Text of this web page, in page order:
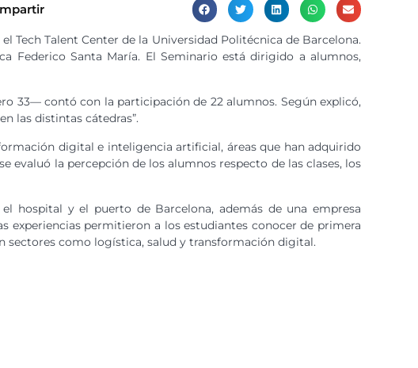
Tech Talent Center de la Universidad Politécnica de Barcelona.
Federico Santa María. El Seminario está dirigido a alumnos,
33— contó con la participación de 22 alumnos. Según explicó,
las distintas cátedras”.
digital e inteligencia artificial, áreas que han adquirido
la percepción de los alumnos respecto de las clases, los
hospital y el puerto de Barcelona, además de una empresa
experiencias permitieron a los estudiantes conocer de primera
sectores como logística, salud y transformación digital.